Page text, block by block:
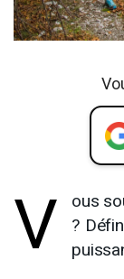
V
ous
?